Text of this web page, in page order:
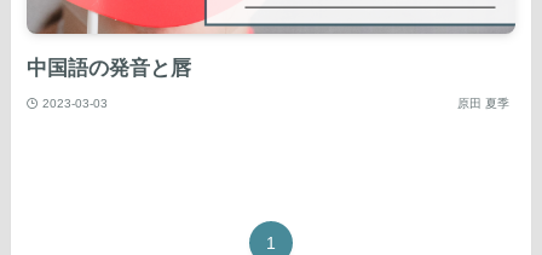
中国語の発音と唇
2023-03-03 原田 夏季
1